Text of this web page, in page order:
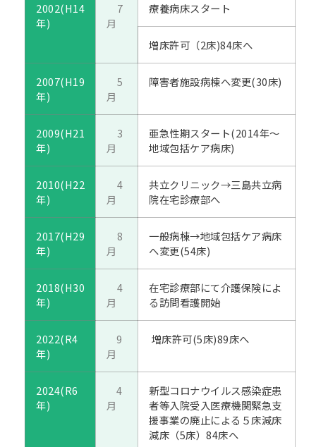
2002(H14
年)
7
月
療養病床スタート
増床許可（2床)84床へ
2007(H19
年)
5
月
障害者施設病棟へ変更(30床)
2009(H21
年)
3
月
亜急性期スタート(2014年～
地域包括ケア病床)
2010(H22
年)
4
月
共立クリニック→三島共立病
院在宅診療部へ
2017(H29
年)
8
月
一般病棟→地域包括ケア病床
へ変更(54床)
2018(H30
年)
4
月
在宅診療部にて介護保険によ
る訪問看護開始
2022(R4
年)
9
月
増床許可(5床)89床へ
2024(R6
年)
4
月
新型コロナウイルス感染症患
者等入院受入医療機関緊急支
援事業の廃止による５床減床
減床（5床）84床へ